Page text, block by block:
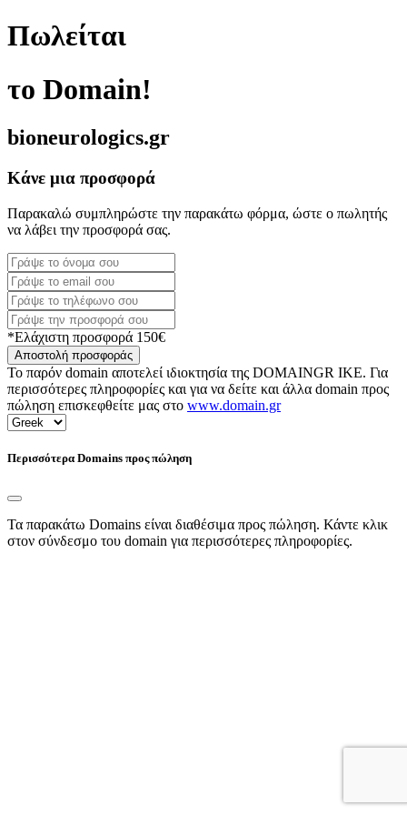
Πωλείται
το Domain!
bioneurologics.gr
Κάνε μια προσφορά
Παρακαλώ συμπληρώστε την παρακάτω φόρμα, ώστε ο πωλητής
να λάβει την προσφορά σας.
*Ελάχιστη προσφορά 150€
Αποστολή προσφοράς
Το παρόν domain αποτελεί ιδιοκτησία της DOMAINGR ΙΚΕ. Για
περισσότερες πληροφορίες και για να δείτε και άλλα domain προς
πώληση επισκεφθείτε μας στο www.domain.gr
Περισσότερα Domains προς πώληση
Τα παρακάτω Domains είναι διαθέσιμα προς πώληση. Κάντε κλικ
στον σύνδεσμο του domain για περισσότερες πληροφορίες.